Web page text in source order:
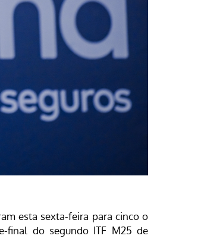
esta sexta-feira para cinco o
final do segundo ITF M25 de